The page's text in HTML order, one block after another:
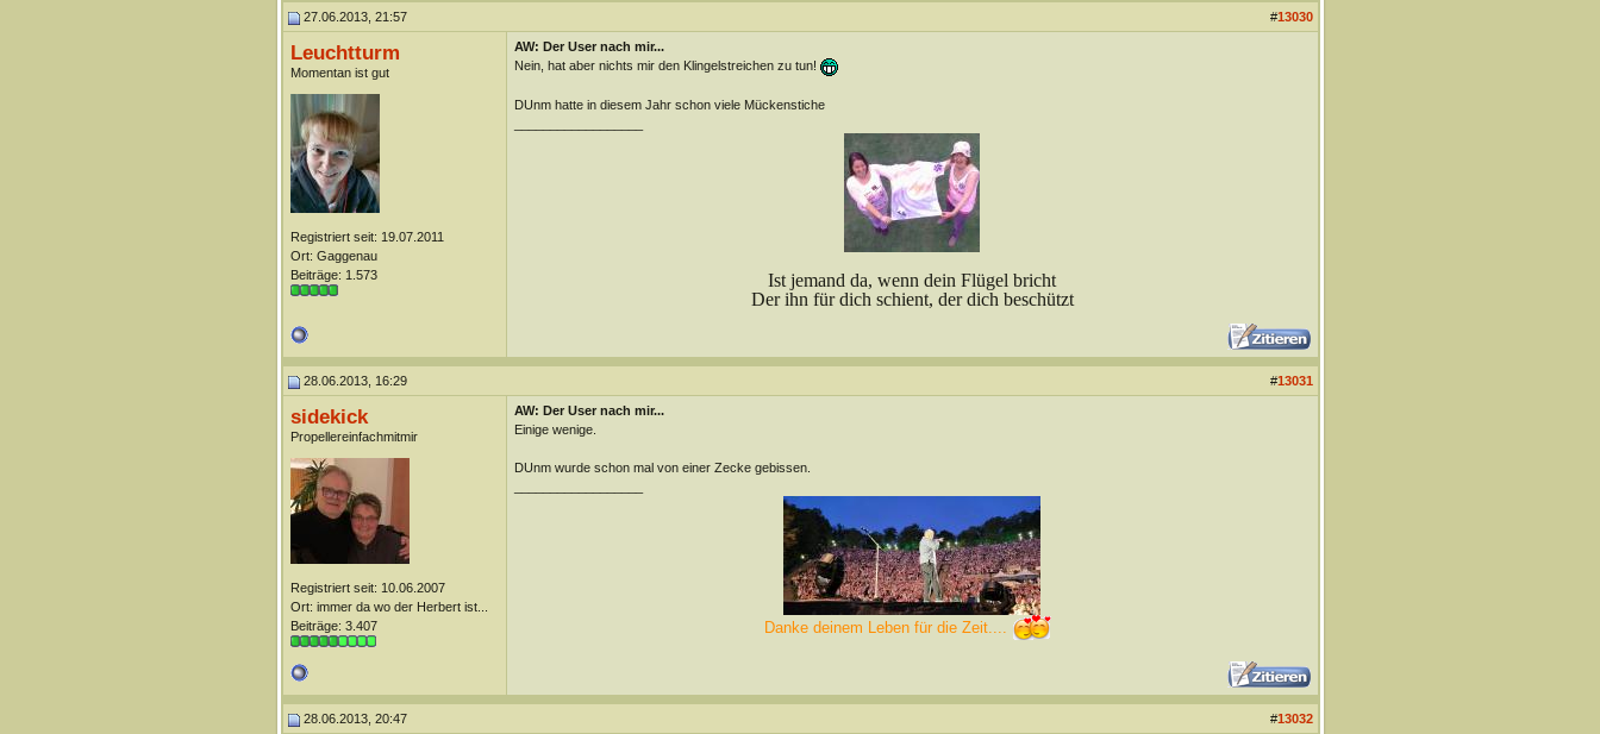
27.06.2013, 21:57 #13030
Leuchtturm
Momentan ist gut
Registriert seit: 19.07.2011
Ort: Gaggenau
Beiträge: 1.573
AW: Der User nach mir...
Nein, hat aber nichts mir den Klingelstreichen zu tun!
DUnm hatte in diesem Jahr schon viele Mückenstiche
Ist jemand da, wenn dein Flügel bricht
Der ihn für dich schient, der dich beschützt
28.06.2013, 16:29 #13031
sidekick
Propellereinfachmitmir
Registriert seit: 10.06.2007
Ort: immer da wo der Herbert ist...
Beiträge: 3.407
AW: Der User nach mir...
Einige wenige.
DUnm wurde schon mal von einer Zecke gebissen.
Danke deinem Leben für die Zeit....
28.06.2013, 20:47 #13032